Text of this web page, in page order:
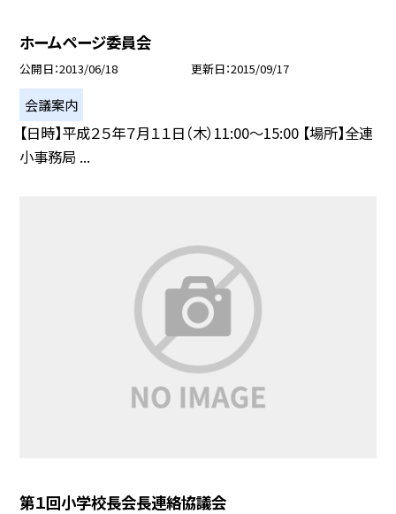
ホームページ委員会
公開日 2013/06/18 更新日 2015/09/17
会議案内
【日時】平成２５年７月１１日（木）11:00〜15:00 【場所】全連
小事務局 ...
第１回小学校長会長連絡協議会